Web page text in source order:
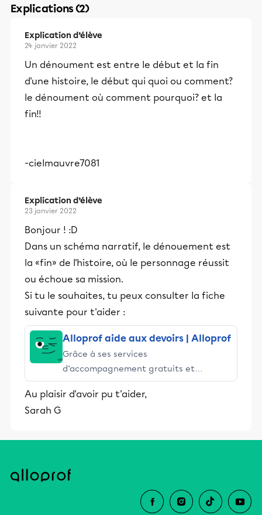
Explications (2)
Explication d’élève
24 janvier 2022
Un dénoument est entre le début et la fin
d'une histoire, le début qui quoi ou comment?
le dénoument où comment pourquoi? et la
fin!!
-cielmauvre7081
Explication d’élève
23 janvier 2022
Bonjour ! :D
Dans un schéma narratif, le dénouement est
la «fin» de l'histoire, où le personnage réussit
ou échoue sa mission.
Si tu le souhaites, tu peux consulter la fiche
suivante pour t'aider :
Alloprof aide aux devoirs | Alloprof
Grâce à ses services
d’accompagnement gratuits et
stimulants, Alloprof engage les élèves
et leurs parents dans la réussite
Au plaisir d'avoir pu t'aider,
Sarah G